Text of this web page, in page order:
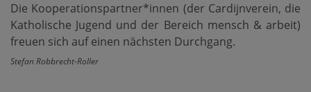
Die Kooperationspartner*innen (der Cardijnverein, die
Katholische Jugend und der Bereich mensch & arbeit)
freuen sich auf einen nächsten Durchgang.
Stefan Robbrecht-Roller